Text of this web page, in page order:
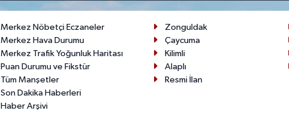
Merkez Nöbetçi Eczaneler
Merkez Hava Durumu
Merkez Trafik Yoğunluk Haritası
Puan Durumu ve Fikstür
Tüm Manşetler
Son Dakika Haberleri
Haber Arşivi
Zonguldak
Çaycuma
Kilimli
Alaplı
Resmi İlan